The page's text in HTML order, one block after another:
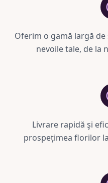
Oferim o gamă largă
nevoile tale, de la
Livrare rapidă şi
prospețimea florilor